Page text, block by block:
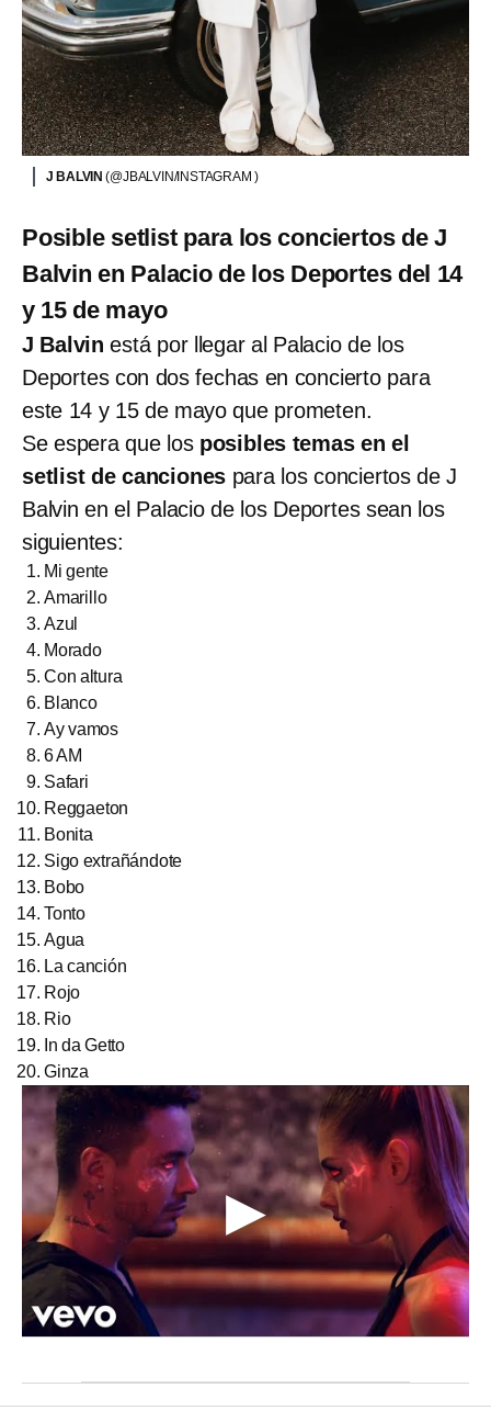
J BALVIN(@JBALVIN/INSTAGRAM )
Posible setlist para los conciertos de J
Balvin en Palacio de los Deportes del 14
y 15 de mayo
J Balvinestá por llegar al Palacio de los
Deportes con dos fechas en concierto para
este 14 y 15 de mayo que prometen.
Se espera que los posibles temas en el
setlist de canciones para los conciertos de J
Balvin en el Palacio de los Deportes sean los
siguientes:
Mi gente
Amarillo
Azul
Morado
Con altura
Blanco
Ay vamos
6 AM
Safari
Reggaeton
Bonita
Sigo extrañándote
Bobo
Tonto
Agua
La canción
Rojo
Rio
In da Getto
Ginza